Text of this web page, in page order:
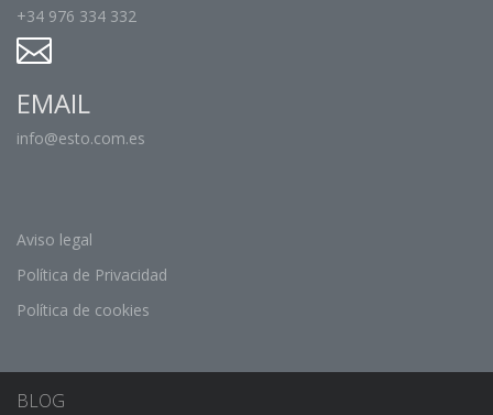
+34 976 334 332
EMAIL
info@esto.com.es
Aviso legal
Política de Privacidad
Política de cookies
BLOG